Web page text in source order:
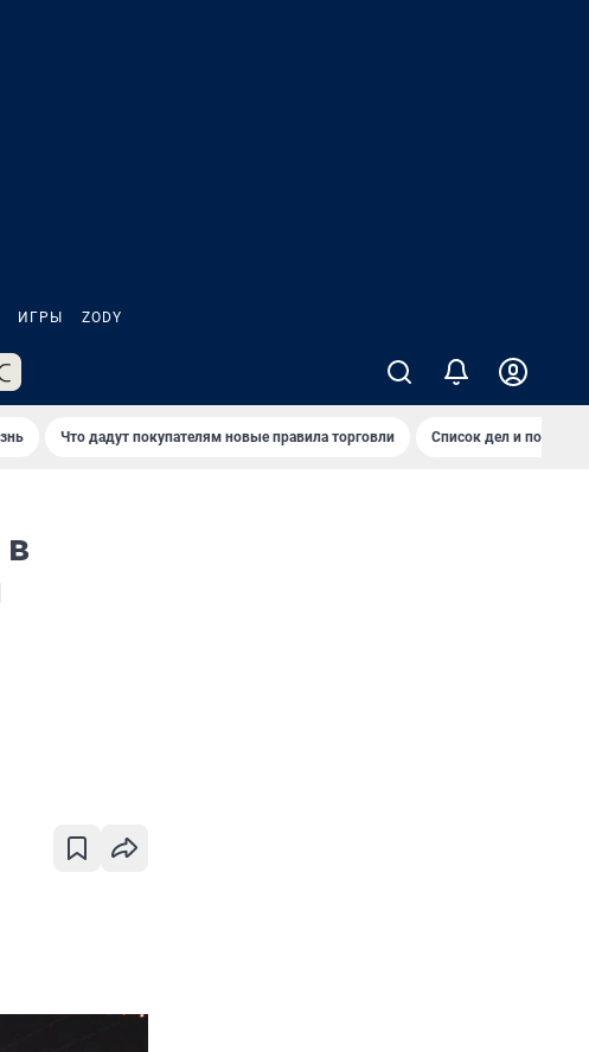
ИГРЫ ZODY
Что дадут покупателям новые правила торговли Список дел и покупок